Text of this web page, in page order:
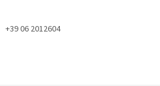
+39 06 2012604